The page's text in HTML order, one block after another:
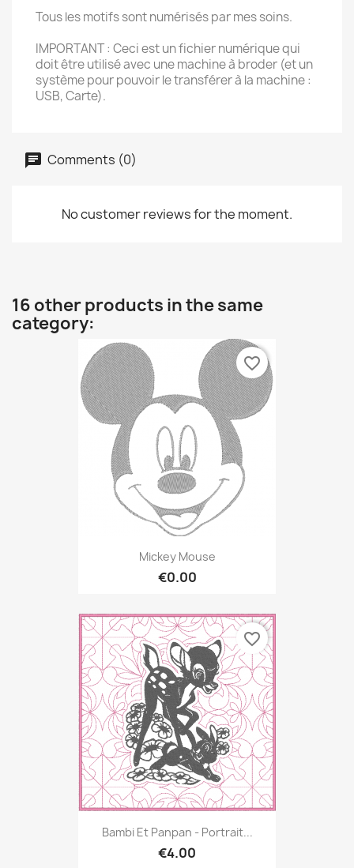
Tous les motifs sont numérisés par mes soins.
IMPORTANT : Ceci est un fichier numérique qui
doit être utilisé avec une machine à broder (et un
système pour pouvoir le transférer à la machine :
USB, Carte).
Comments (0)
No customer reviews for the moment.
16 other products in the same
category:
Mickey Mouse
€0.00
favorite_border
Bambi Et Panpan - Portrait...
€4.00
favorite_border